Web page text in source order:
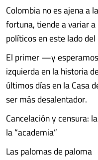
Colombia no es ajena a
fortuna, tiende a variar
políticos en este lado
El primer —y
izquierda en la historia
últimos días en la Casa
ser más desalentador.
Cancelación y censura:
la “academia”
Las palomas de paloma